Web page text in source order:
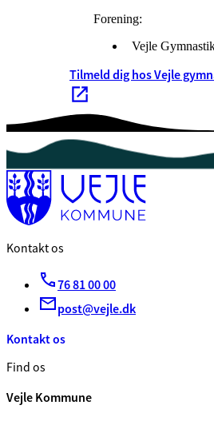
Forening:
Vejle
Tilmeld dig hos Vejle
Kontakt os
76 81 00 00
post@vejle.dk
Kontakt os
Find os
Vejle Kommune